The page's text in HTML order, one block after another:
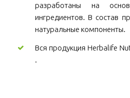
разработаны на
ингредиентов. В состав
натуральные компоненты.
Вся продукция Herbalife
.